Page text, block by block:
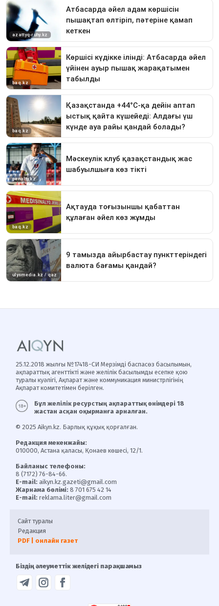
25.12.2018 жылғы №17418-СИ Мерзімді баспасөз басылымын,
ақпараттық агенттікті және желілік басылымды есепке қою
туралы куәлігі, Ақпарат және коммуникация министрлігінің
Ақпарат комитетімен берілген.
Бұл желілік ресурстың ақпараттық өнімдері 18
жастан асқан оқырманға арналған.
© 2025 Aikyn.kz. Барлық құқық қорғалған.
Редакция мекенжайы:
010000, Астана қаласы, Қонаев көшесі, 12/1.
Байланыс телефоны:
8 (7172) 76-84-66.
E-mail: aikyn.kz.gazeti@gmail.com
Жарнама бөлімі: 8 701 675 42 14
E-mail: reklama.liter@gmail.com
Сайт туралы
Редакция
PDF | онлайн газет
Біздің әлеуметтік желідегі парақшамыз